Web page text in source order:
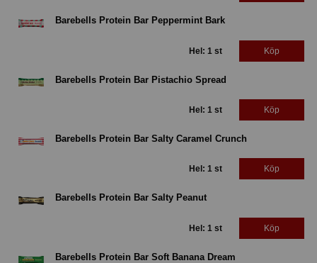
Barebells Protein Bar Peppermint Bark
Hel: 1 st Köp
Barebells Protein Bar Pistachio Spread
Hel: 1 st Köp
Barebells Protein Bar Salty Caramel Crunch
Hel: 1 st Köp
Barebells Protein Bar Salty Peanut
Hel: 1 st Köp
Barebells Protein Bar Soft Banana Dream